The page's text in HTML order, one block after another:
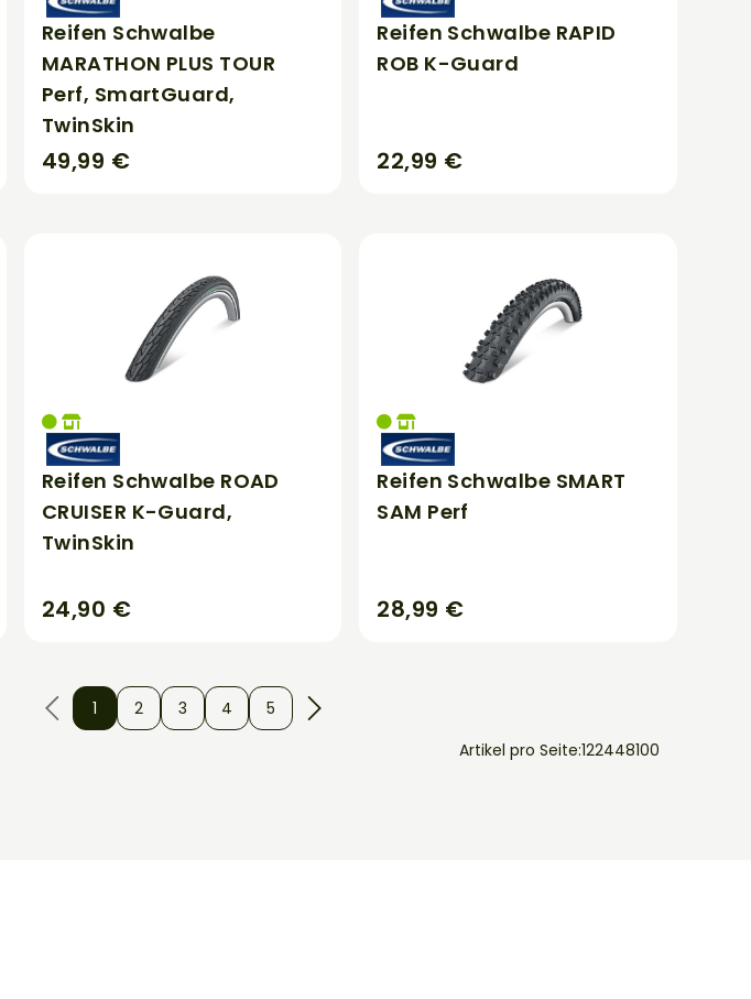
Reifen Schwalbe
MARATHON PLUS TOUR
Perf, SmartGuard,
TwinSkin
49,99 €
Reifen Schwalbe RAPID
ROB K-Guard
22,99 €
Reifen Schwalbe ROAD
CRUISER K-Guard,
TwinSkin
24,90 €
Reifen Schwalbe SMART
SAM Perf
28,99 €
1 2 3 4
5
Artikel pro Seite:122448100